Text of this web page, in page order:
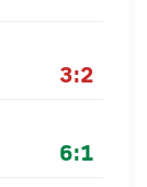
3:2
6:1